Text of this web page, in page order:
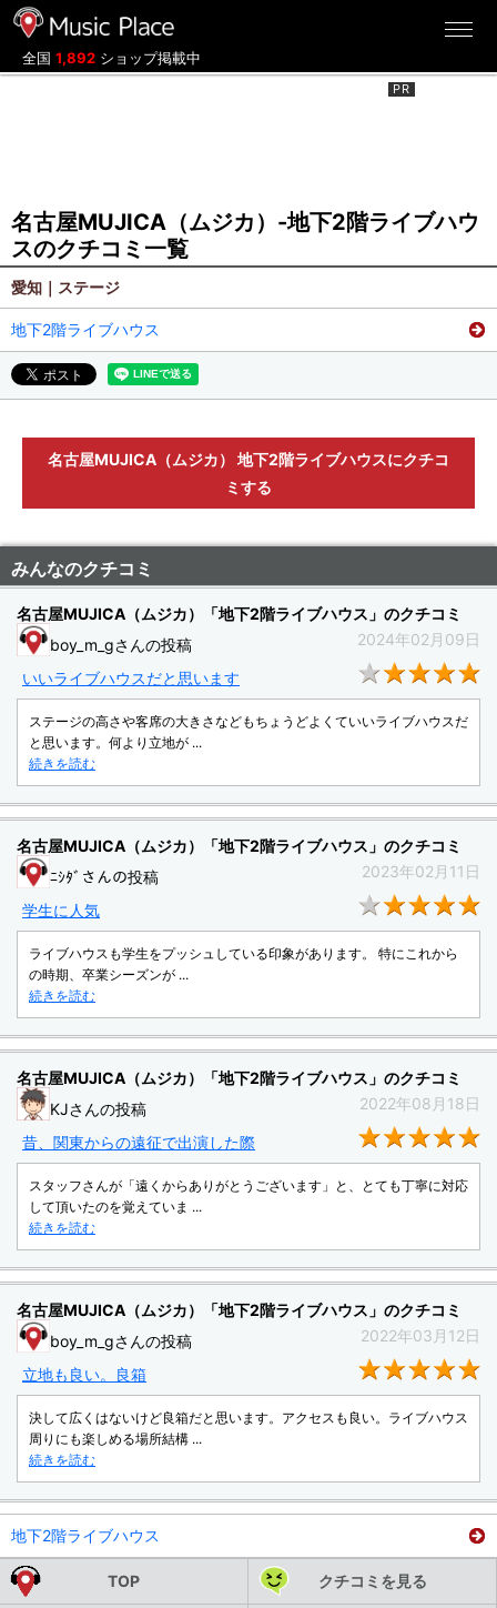
全国 1,892 ショップ掲載中
名古屋MUJICA（ムジカ）-地下2階ライブハウ
スのクチコミ一覧
愛知｜ステージ
地下2階ライブハウス
名古屋MUJICA（ムジカ） 地下2階ライブハウスにクチコ
ミする
みんなのクチコミ
名古屋MUJICA（ムジカ）「地下2階ライブハウス」のクチコミ
boy_m_gさんの投稿
2024年02月09日
いいライブハウスだと思います
ステージの高さや客席の大きさなどもちょうどよくていいライブハウスだ
と思います。何より立地が ...
続きを読む
名古屋MUJICA（ムジカ）「地下2階ライブハウス」のクチコミ
ﾆｼﾀﾞさんの投稿
2023年02月11日
学生に人気
ライブハウスも学生をプッシュしている印象があります。 特にこれから
の時期、卒業シーズンが ...
続きを読む
名古屋MUJICA（ムジカ）「地下2階ライブハウス」のクチコミ
KJさんの投稿
2022年08月18日
昔、関東からの遠征で出演した際
スタッフさんが「遠くからありがとうございます」と、とても丁寧に対応
して頂いたのを覚えていま ...
続きを読む
名古屋MUJICA（ムジカ）「地下2階ライブハウス」のクチコミ
boy_m_gさんの投稿
2022年03月12日
立地も良い。良箱
決して広くはないけど良箱だと思います。アクセスも良い。ライブハウス
周りにも楽しめる場所結構 ...
続きを読む
地下2階ライブハウス
TOP クチコミを見る